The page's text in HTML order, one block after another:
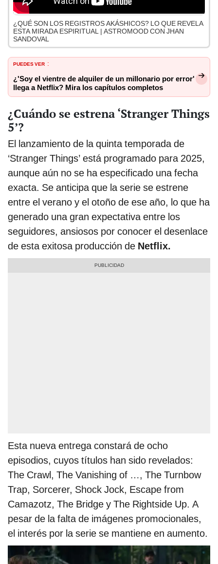
¿QUÉ SON LOS REGISTROS AKÁSHICOS? LO QUE REVELA
ESTA MIRADA ESPIRITUAL | ASTROMOOD CON JHAN
SANDOVAL
PUEDES VER :
¿'Soy el vientre de alquiler de un millonario por error'
llega a Netflix? Mira los capítulos completos
¿Cuándo se estrena ‘Stranger Things
5’?
El lanzamiento de la quinta temporada de
‘Stranger Things’ está programado para 2025,
aunque aún no se ha especificado una fecha
exacta. Se anticipa que la serie se estrene
entre el verano y el otoño de ese año, lo que ha
generado una gran expectativa entre los
seguidores, ansiosos por conocer el desenlace
de esta exitosa producción de Netflix.
Esta nueva entrega constará de ocho
episodios, cuyos títulos han sido revelados:
The Crawl, The Vanishing of …, The Turnbow
Trap, Sorcerer, Shock Jock, Escape from
Camazotz, The Bridge y The Rightside Up. A
pesar de la falta de imágenes promocionales,
el interés por la serie se mantiene en aumento.